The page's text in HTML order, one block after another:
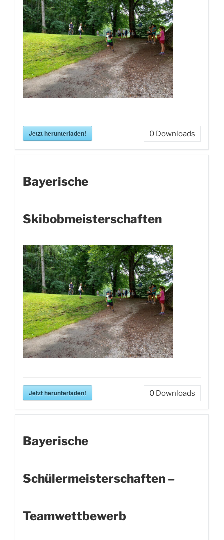
Jetzt herunterladen! 0 Downloads
Bayerische
Skibobmeisterschaften
Jetzt herunterladen! 0 Downloads
Bayerische
Schülermeisterschaften –
Teamwettbewerb